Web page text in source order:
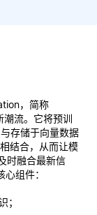
，简称
潮流。它将预训
存储于向量数据
结合，从而让模
时融合最新信
组件：
；